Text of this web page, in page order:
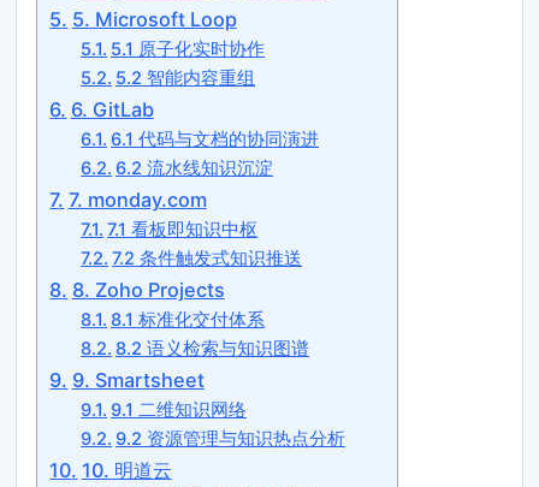
5. Microsoft Loop
5.1 原子化实时协作
5.2 智能内容重组
6. GitLab
6.1 代码与文档的协同演进
6.2 流水线知识沉淀
7. monday.com
7.1 看板即知识中枢
7.2 条件触发式知识推送
8. Zoho Projects
8.1 标准化交付体系
8.2 语义检索与知识图谱
9. Smartsheet
9.1 二维知识网络
9.2 资源管理与知识热点分析
10. 明道云